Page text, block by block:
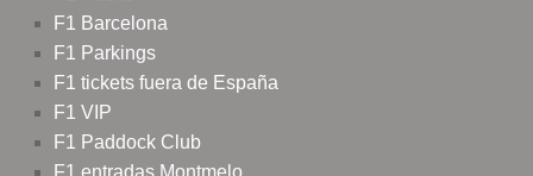
F1 Barcelona
F1 Parkings
F1 tickets fuera de España
F1 VIP
F1 Paddock Club
F1 entradas Montmelo